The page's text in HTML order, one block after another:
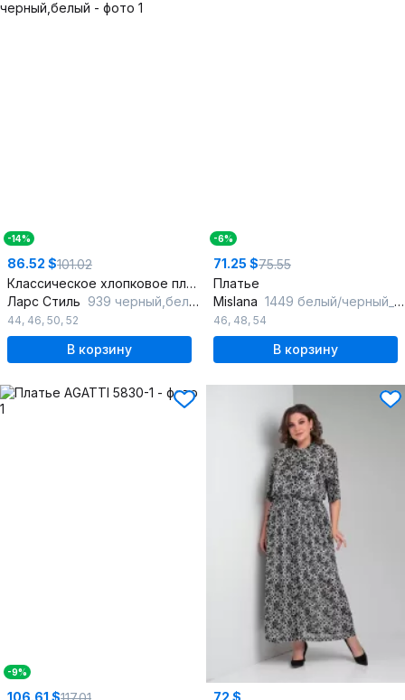
-14%
86.52 $101.02
Классическое хлопковое платье с воланами и разрезами
Ларс Стиль 939 черный,белый
44, 46, 50, 52
В корзину
-6%
71.25 $75.55
Платье
Mislana 1449 белый/черный_горох
46, 48, 54
В корзину
-9%